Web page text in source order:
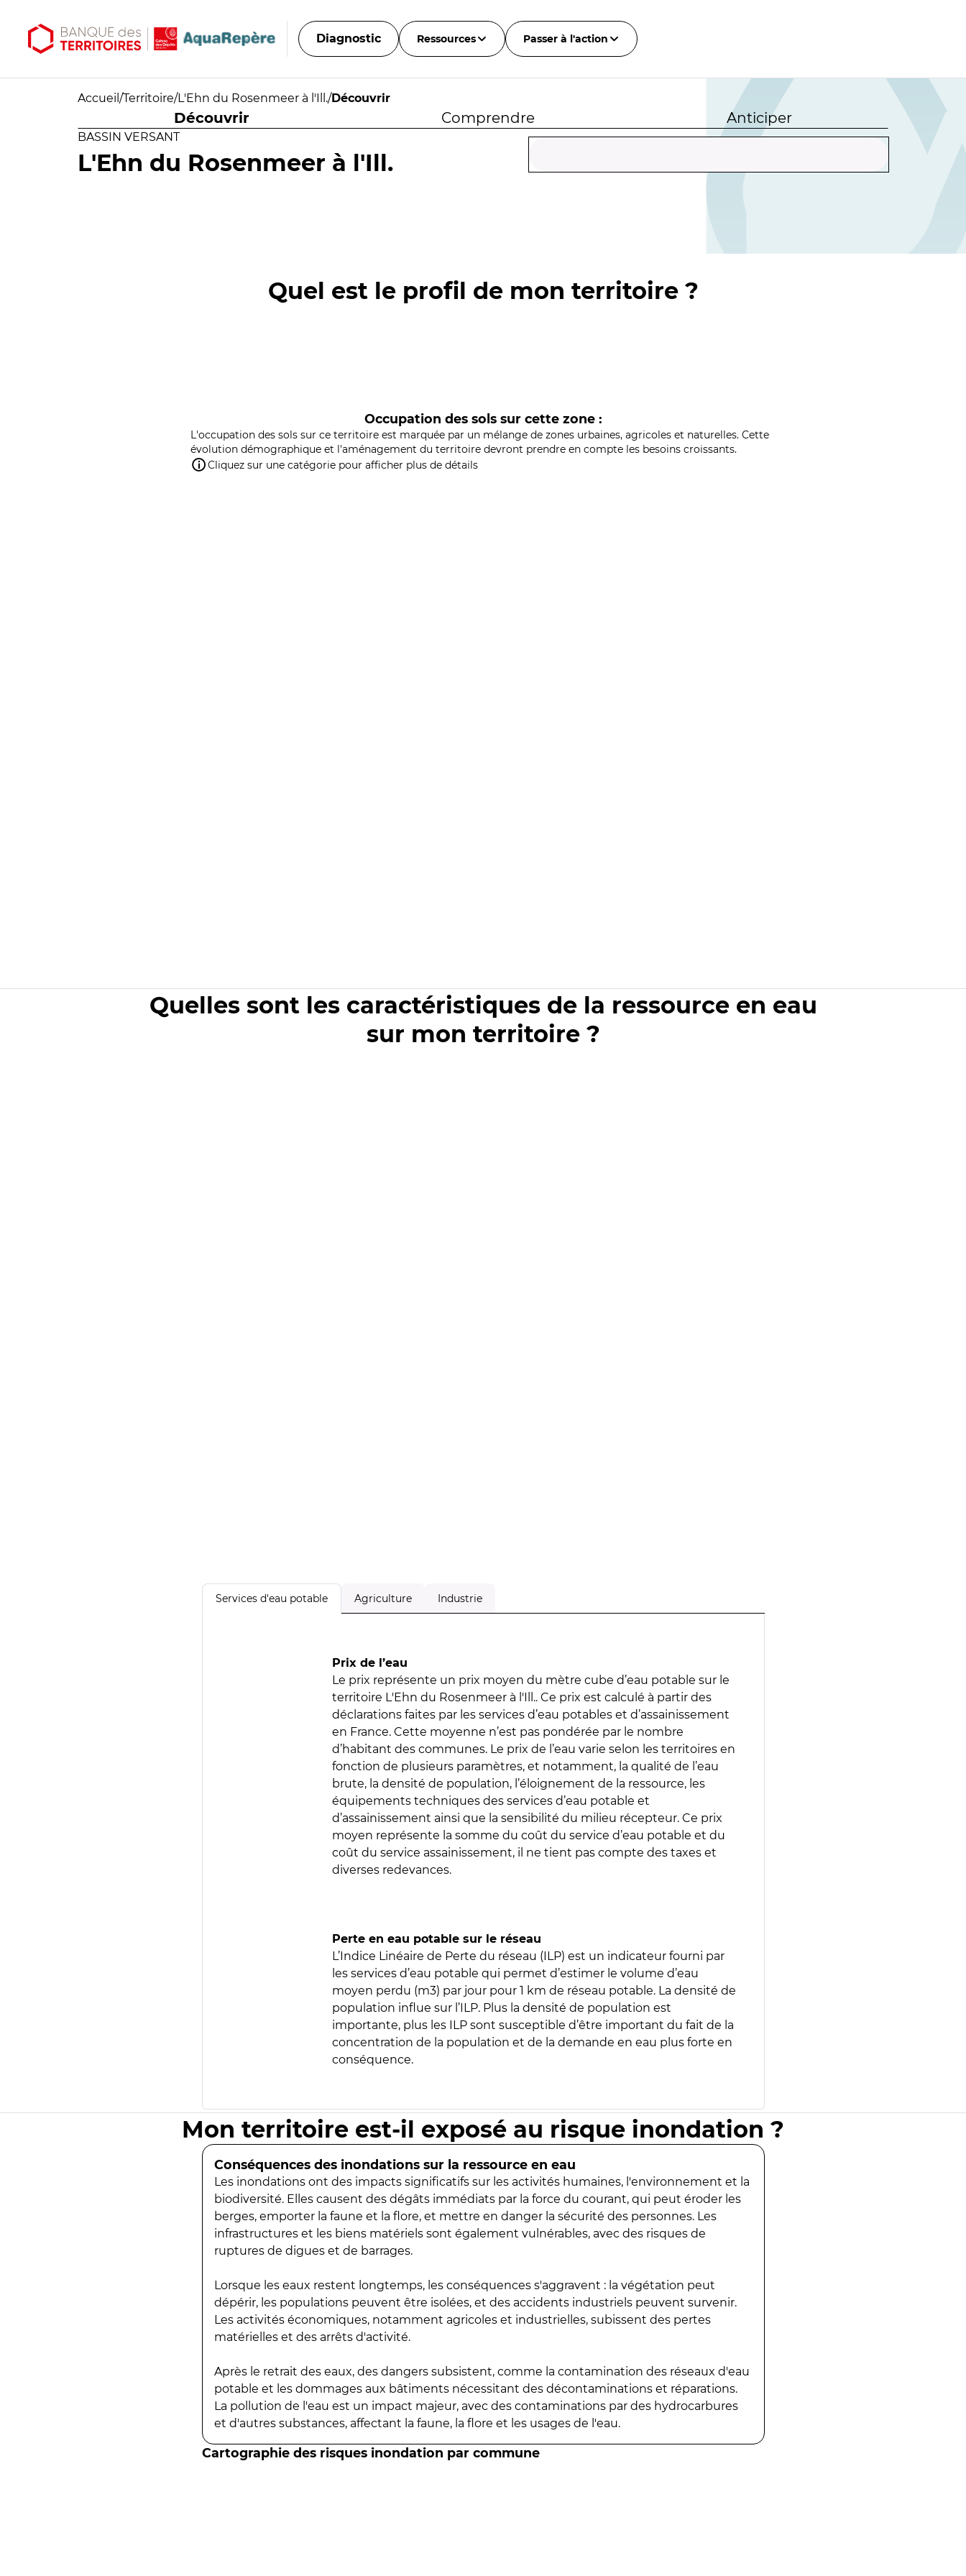
Diagnostic Ressources Passer à l'action
Accueil /Territoire/L'Ehn du Rosenmeer à l'Ill./Découvrir
Découvrir Comprendre Anticiper
BASSIN VERSANT
L'Ehn du Rosenmeer à l'Ill.
Quel est le profil de mon territoire ?
Occupation des sols sur cette zone :
L'occupation des sols sur ce territoire est marquée par un mélange de zones urbaines, agricoles et naturelles. Cette
évolution démographique et l'aménagement du territoire devront prendre en compte les besoins croissants.
Cliquez sur une catégorie pour afficher plus de détails
Quelles sont les caractéristiques de la ressource en eau
sur mon territoire ?
Services d'eau potable Agriculture Industrie
Prix de l’eau
Le prix représente un prix moyen du mètre cube d’eau potable sur le
territoire L'Ehn du Rosenmeer à l'Ill.. Ce prix est calculé à partir des
déclarations faites par les services d’eau potables et d’assainissement
en France. Cette moyenne n’est pas pondérée par le nombre
d’habitant des communes. Le prix de l’eau varie selon les territoires en
fonction de plusieurs paramètres, et notamment, la qualité de l’eau
brute, la densité de population, l’éloignement de la ressource, les
équipements techniques des services d’eau potable et
d’assainissement ainsi que la sensibilité du milieu récepteur. Ce prix
moyen représente la somme du coût du service d’eau potable et du
coût du service assainissement, il ne tient pas compte des taxes et
diverses redevances.
Perte en eau potable sur le réseau
L’Indice Linéaire de Perte du réseau (ILP) est un indicateur fourni par
les services d’eau potable qui permet d’estimer le volume d’eau
moyen perdu (m3) par jour pour 1 km de réseau potable. La densité de
population influe sur l’ILP. Plus la densité de population est
importante, plus les ILP sont susceptible d’être important du fait de la
concentration de la population et de la demande en eau plus forte en
conséquence.
Mon territoire est-il exposé au risque inondation ?
Conséquences des inondations sur la ressource en eau
Les inondations ont des impacts significatifs sur les activités humaines, l'environnement et la
biodiversité. Elles causent des dégâts immédiats par la force du courant, qui peut éroder les
berges, emporter la faune et la flore, et mettre en danger la sécurité des personnes. Les
infrastructures et les biens matériels sont également vulnérables, avec des risques de
ruptures de digues et de barrages.
Lorsque les eaux restent longtemps, les conséquences s'aggravent : la végétation peut
dépérir, les populations peuvent être isolées, et des accidents industriels peuvent survenir.
Les activités économiques, notamment agricoles et industrielles, subissent des pertes
matérielles et des arrêts d'activité.
Après le retrait des eaux, des dangers subsistent, comme la contamination des réseaux d'eau
potable et les dommages aux bâtiments nécessitant des décontaminations et réparations.
La pollution de l'eau est un impact majeur, avec des contaminations par des hydrocarbures
et d'autres substances, affectant la faune, la flore et les usages de l'eau.
Cartographie des risques inondation par commune